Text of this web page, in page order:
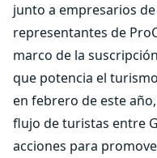
junto a empresarios
representantes de
marco de la
que potencia el
en febrero de este
flujo de turistas entre
acciones para